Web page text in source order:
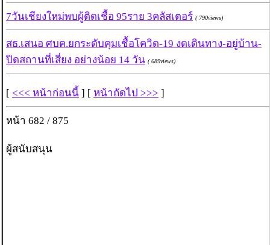
7วันเชียงใหม่พบผู้ติดเชื้อ 95ราย 3คลัสเตอร์ ( 790views)
สธ.เสนอ ศบค.ยกระดับคุมเชื้อโควิด-19 งดเดินทาง-อยู่บ้าน-
ปิดสถานที่เสี่ยง อย่างน้อย 14 วัน ( 689views)
[ <<< หน้าก่อนนี้ ] [ หน้าถัดไป >>> ]
หน้า 682 / 875
ผู้สนับสนุน